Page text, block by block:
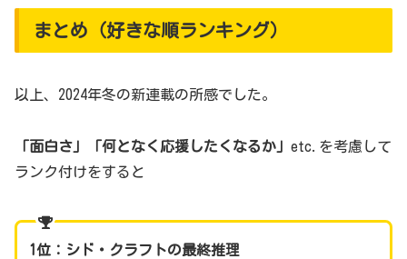
まとめ（好きな順ランキング）
以上、2024年冬の新連載の所感でした。
「面白さ」「何となく応援したくなるか」 etc.を考慮して
ランク付けをすると
1位：シド・クラフトの最終推理